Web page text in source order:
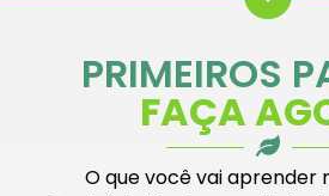
PRIMEIROS
FAÇA
O que você vai aprender